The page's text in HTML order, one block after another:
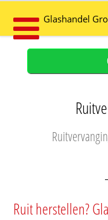
Glashandel
Ruit herstellen?